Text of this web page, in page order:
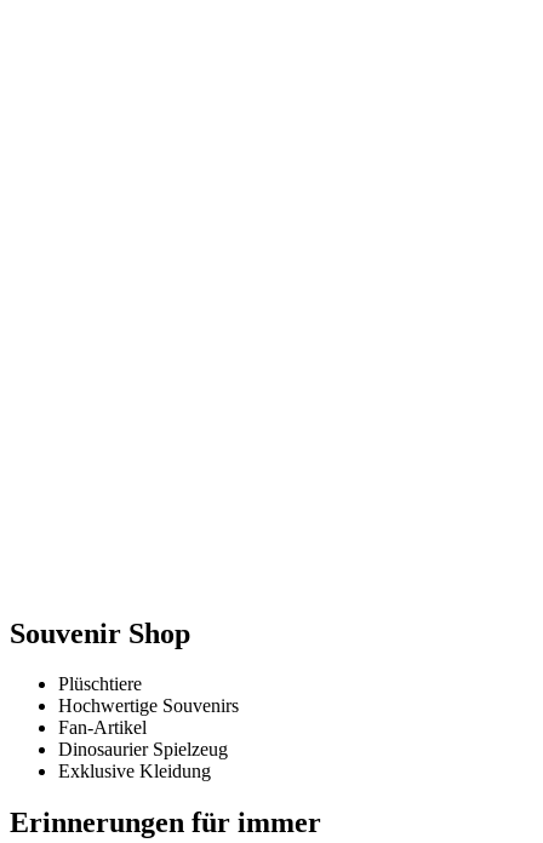
Souvenir Shop
Plüschtiere
Hochwertige Souvenirs
Fan-Artikel
Dinosaurier Spielzeug
Exklusive Kleidung
Erinnerungen für immer